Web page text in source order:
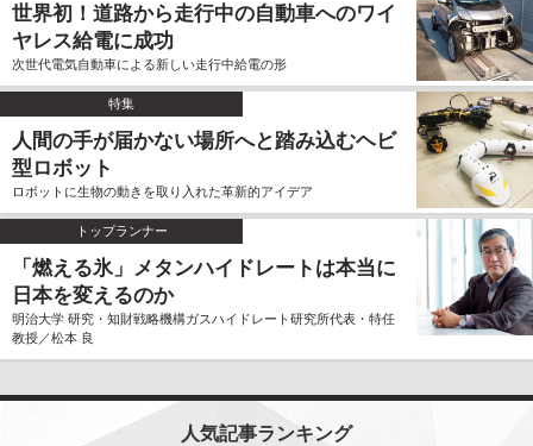
世界初！道路から走行中の自動車へのワイ
ヤレス給電に成功
次世代電気自動車による新しい走行中給電の形
特集
人間の手が届かない場所へと踏み込むヘビ
型ロボット
ロボットに生物の動きを取り入れた革新的アイデア
トップランナー
「燃える氷」メタンハイドレートは本当に
日本を変えるのか
明治大学 研究・知財戦略機構ガスハイドレート研究所代表・特任
教授／松本 良
人気記事ランキング